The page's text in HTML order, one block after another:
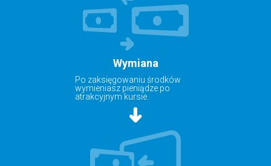
Wymiana
Po zaksięgowaniu środków
wymieniasz pieniądze po
atrakcyjnym kursie.